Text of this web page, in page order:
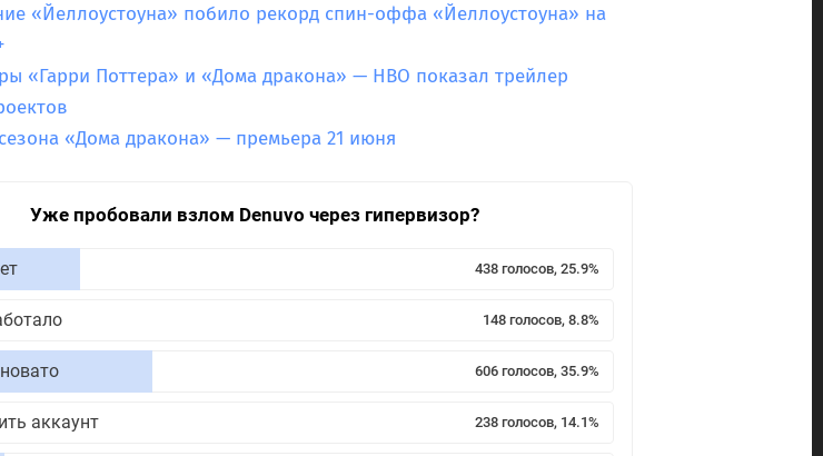
«Йеллоустоуна» побило рекорд спин-оффа «Йеллоустоуна» на
«Гарри Поттера» и «Дома дракона» — HBO показал трейлер
«Дома дракона» — премьера 21 июня
Уже пробовали взлом Denuvo через гипервизор?
438 голосов, 25.9%
148 голосов, 8.8%
606 голосов, 35.9%
аккаунт 238 голосов, 14.1%